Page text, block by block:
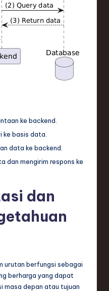
ke backend.
ke basis data.
data ke backend.
dan mengirim respons ke
dan
urutan berfungsi sebagai
berharga yang dapat
masa depan atau tujuan